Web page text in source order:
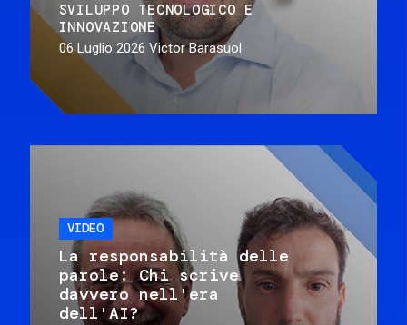
SVILUPPO TECNOLOGICO E
INNOVAZIONE
06 Luglio 2026 Victor Barasuol
VIDEO
La responsabilità delle
parole: Chi scrive
davvero nell'era
dell'AI?